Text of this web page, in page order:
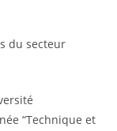
du secteur
“Technique et